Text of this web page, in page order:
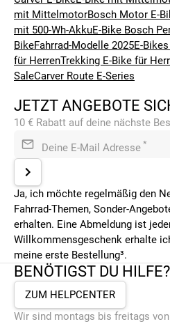
mit MittelmotorBosch Motor E-
mit 500-Wh-AkkuE-Bike Bosch
BikeFahrrad-Modelle 2025E-
für HerrenTrekking E-Bike für
SaleCarver Route E-Series
JETZT ANGEBOTE
10 € Rabatt auf deine nächste
Deine E-Mail Adresse *
Ja, ich möchte regelmäßig den
Fahrrad-Themen, Sonder-
erhalten. Eine Abmeldung ist
Willkommensgeschenk erhalte
meine erste Bestellung³.
BENÖTIGST DU HILFE?
ZUM HELPCENTER
Wir sind montags bis freitags